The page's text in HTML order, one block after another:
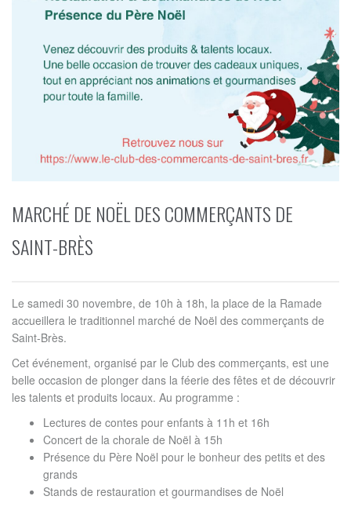
MARCHÉ DE NOËL DES COMMERÇANTS DE
SAINT-BRÈS
Le samedi 30 novembre, de 10h à 18h, la place de la Ramade
accueillera le traditionnel marché de Noël des commerçants de
Saint-Brès.
Cet événement, organisé par le Club des commerçants, est une
belle occasion de plonger dans la féerie des fêtes et de découvrir
les talents et produits locaux. Au programme :
Lectures de contes pour enfants à 11h et 16h
Concert de la chorale de Noël à 15h
Présence du Père Noël pour le bonheur des petits et des
grands
Stands de restauration et gourmandises de Noël